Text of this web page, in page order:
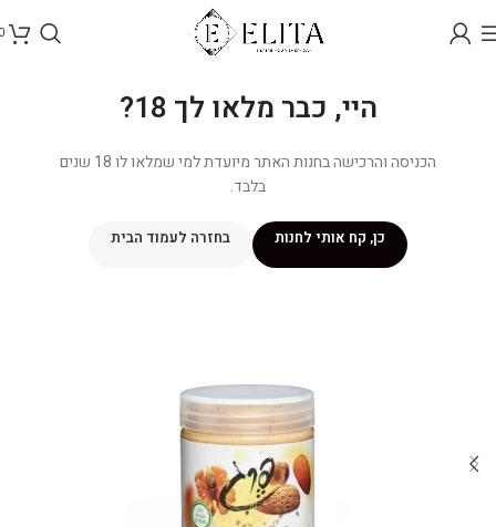
היי, כבר מלאו לך 18?
הכניסה והרכישה בחנות האתר מיועדת למי שמלאו לו 18 שנים
בלבד.
כן, קח אותי לחנות בחזרה לעמוד הבית